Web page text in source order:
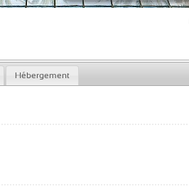
Hébergement